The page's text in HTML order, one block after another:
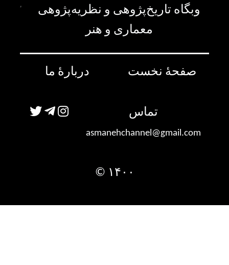
وبگاه تاریخ‌پژوهی و نظریه‌پژوهی
معماری و هنر
صفحۀ نخست دربارۀ ما
تماس
asmanehchannel@gmail.com
۱۴۰۰ ©